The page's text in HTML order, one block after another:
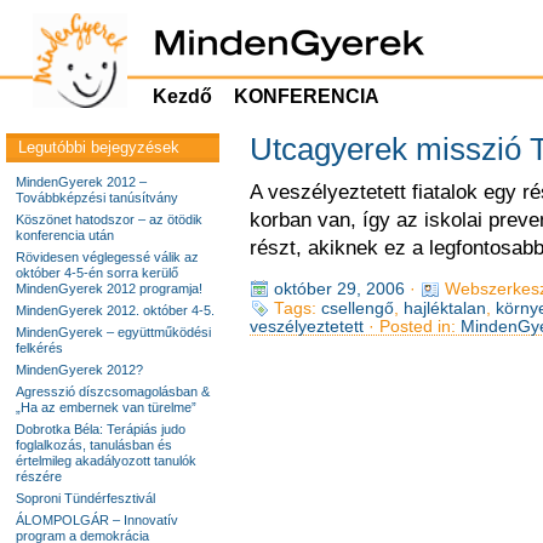
Kezdő KONFERENCIA
Utcagyerek misszió
A veszélyeztetett fiatalok egy
korban van, így az iskolai
részt, akiknek ez a
október 29, 2006·
Tags: csellengő, hajléktalan
veszélyeztetett· Posted in:
Legutóbbi bejegyzések
MindenGyerek 2012 –
Továbbképzési tanúsítvány
Köszönet hatodszor – az ötödik
konferencia után
Rövidesen véglegessé válik az
október 4-5-én sorra kerülő
MindenGyerek 2012 programja!
MindenGyerek 2012. október 4-5.
MindenGyerek – együttműködési
felkérés
MindenGyerek 2012?
Agresszió díszcsomagolásban &
„Ha az embernek van türelme”
Dobrotka Béla: Terápiás judo
foglalkozás, tanulásban és
értelmileg akadályozott tanulók
részére
Soproni Tündérfesztivál
ÁLOMPOLGÁR – Innovatív
program a demokrácia